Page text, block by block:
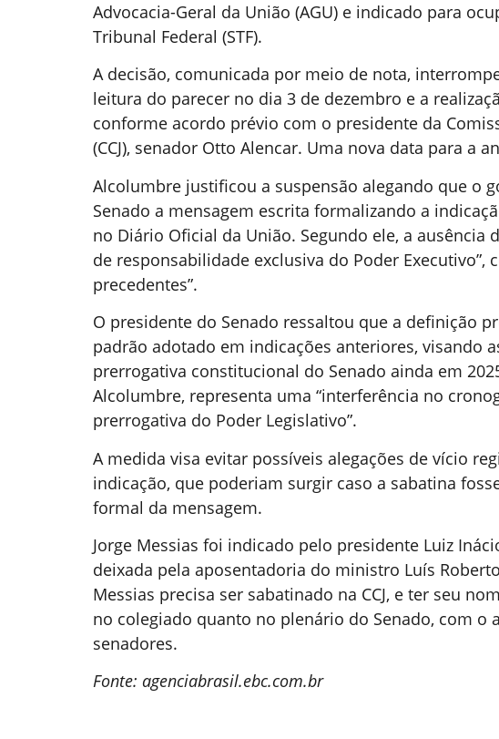
Advocacia-Geral da União (AGU) e indicado para
Tribunal Federal (STF).
A decisão, comunicada por meio de nota,
leitura do parecer no dia 3 de dezembro e a
conforme acordo prévio com o presidente da
(CCJ), senador Otto Alencar. Uma nova data para a
Alcolumbre justificou a suspensão alegando que o
Senado a mensagem escrita formalizando a
no Diário Oficial da União. Segundo ele, a ausência
de responsabilidade exclusiva do Poder Executivo”,
precedentes”.
O presidente do Senado ressaltou que a definição
padrão adotado em indicações anteriores, visando
prerrogativa constitucional do Senado ainda em
Alcolumbre, representa uma “interferência no
prerrogativa do Poder Legislativo”.
A medida visa evitar possíveis alegações de vício
indicação, que poderiam surgir caso a sabatina
formal da mensagem.
Jorge Messias foi indicado pelo presidente Luiz
deixada pela aposentadoria do ministro Luís
Messias precisa ser sabatinado na CCJ, e ter seu
no colegiado quanto no plenário do Senado, com o
senadores.
Fonte: agenciabrasil.ebc.com.br